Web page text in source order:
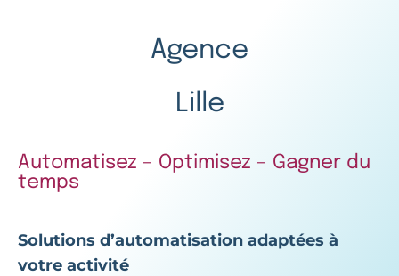
Agence
Lille
Automatisez – Optimisez – Gagner du
temps
Solutions d’automatisation adaptées à
votre activité